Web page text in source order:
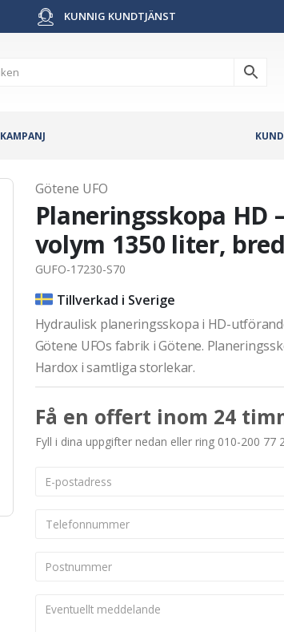
KUNNIG KUNDTJÄNST
KAMPANJ
Götene UFO
Planeringsskopa HD
volym 1350 liter,
GUFO-17230-S70
Tillverkad i Sverige
Hydraulisk planeringsskopa i HD-
Götene UFOs fabrik i Götene.
Hardox i samtliga storlekar.
Få en offert inom 24
Fyll i dina uppgifter nedan eller ring 010-200 77